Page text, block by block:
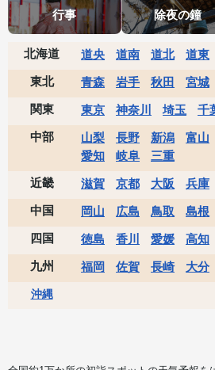
行事 除夜の鐘
北海道 道央 道南 道北
道東
東北
青森 岩手 秋田 宮城
関東
東京 神奈川 埼玉 千
中部
山梨 長野 新潟 富山
愛知
岐阜
三重
近畿
滋賀 京都 大阪 兵庫
中国
岡山 広島 鳥取 島根
四国
徳島 香川 愛媛
高知
九州
福岡 佐賀 長崎 大分
沖縄